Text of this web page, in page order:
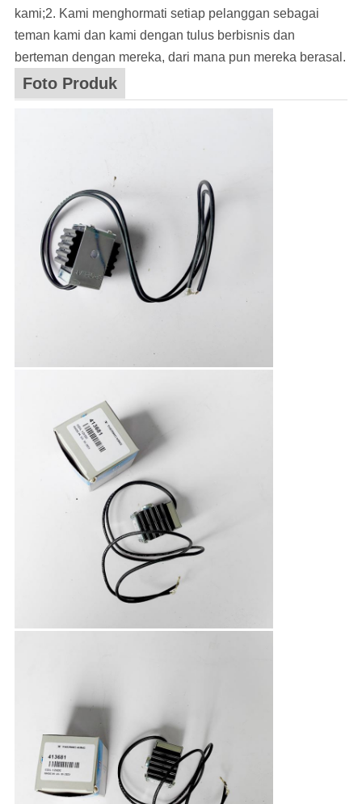
kami;2. Kami menghormati setiap pelanggan sebagai
teman kami dan kami dengan tulus berbisnis dan
berteman dengan mereka, dari mana pun mereka berasal.
Foto Produk